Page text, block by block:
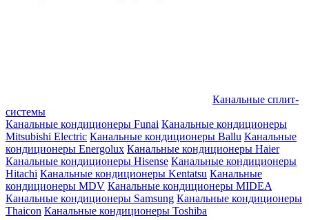
Канальные сплит-
системы
Канальные кондиционеры Funai Канальные кондиционеры
Mitsubishi Electric Канальные кондиционеры Ballu Канальные
кондиционеры Energolux Канальные кондиционеры Haier
Канальные кондиционеры Hisense Канальные кондиционеры
Hitachi Канальные кондиционеры Kentatsu Канальные
кондиционеры MDV Канальные кондиционеры MIDEA
Канальные кондиционеры Samsung Канальные кондиционеры
Thaicon Канальные кондиционеры Toshiba